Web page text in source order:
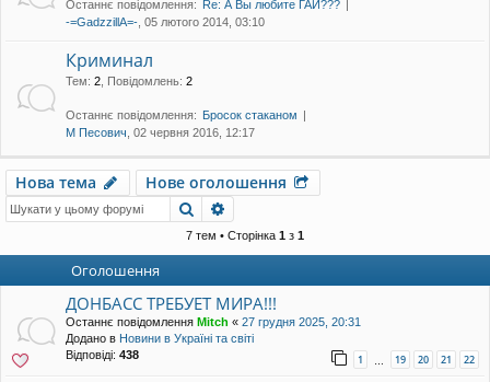
уп
Останнє повідомлення: Re: А Вы любите ГАИ???
-=GadzzillA=- , 05 лютого 2014, 03:10
Криминал
Тем: 2 Повідомлень: 2
Останнє повідомлення: Бросок стаканом
М Песович , 02 червня 2016, 12:17
Нова тема
Нове оголошення
Пошук
7 тем • Сторінка 1 з 1
Оголошення
ДОНБАСС ТРЕБУЕТ МИРА!!!
Останнє повідомлення Mitch « 27 грудня 2025, 20:31
Додано в Новини в Україні та світі
Відповіді: 438 1 19 20 21 22